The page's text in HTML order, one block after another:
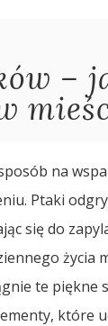
–
na
Ptaki
się do
życia
te piękne
które